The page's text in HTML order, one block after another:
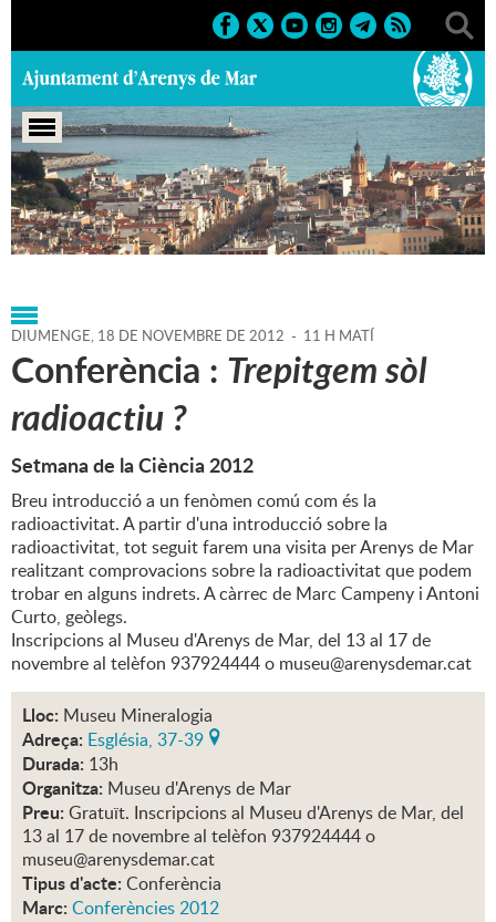
Portada > Regidories > Cultura > Museu d'Arenys de
Mar > Agenda > 18-11-2012
DIUMENGE, 18 DE NOVEMBRE DE 2012 - 11 H MATÍ
Conferència : Trepitgem sòl
radioactiu ?
Setmana de la Ciència 2012
Breu introducció a un fenòmen comú com és la
radioactivitat. A partir d'una introducció sobre la
radioactivitat, tot seguit farem una visita per Arenys de Mar
realitzant comprovacions sobre la radioactivitat que podem
trobar en alguns indrets. A càrrec de Marc Campeny i Antoni
Curto, geòlegs.
Inscripcions al Museu d'Arenys de Mar, del 13 al 17 de
novembre al telèfon 937924444 o museu@arenysdemar.cat
Lloc: Museu Mineralogia
Adreça: Església, 37-39
Durada: 13h
Organitza: Museu d'Arenys de Mar
Preu: Gratuït. Inscripcions al Museu d'Arenys de Mar, del
13 al 17 de novembre al telèfon 937924444 o
museu@arenysdemar.cat
Tipus d'acte: Conferència
Marc: Conferències 2012